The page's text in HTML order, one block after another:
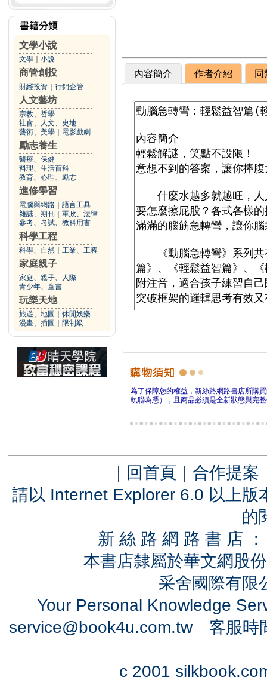
文學小說
文學 小說
商管創投
財經投資 行銷企管
人文藝坊
宗教、哲學
社會、人文、史地
藝術、美學
電影戲劇
勵志養生
醫療、保健
料理、生活百科
教育、心理、勵志
進修學習
電腦與網路
語言工具
雜誌、期刊
軍政、法律
參考、考試、教科用書
科學工程
科學、自然 工業、工程
家庭親子
家庭、親子、人際
青少年、童書
玩樂天地
旅遊、地圖
休閒娛樂
漫畫、插圖
限制級
內容簡介 作者介紹 同
為了保障您的權益，新絲路網路書店所購
執聯為憑），且商品必須是全新狀態與完
｜ 回首頁 ｜ 合作提案
請以 Internet Explorer 6.0 以上
的
新 絲 路 網 路 書 店
本書店隸屬於華文網股
采舍國際有
Your Personal Knowledge
service@book4u.com.tw客服時
c 2001